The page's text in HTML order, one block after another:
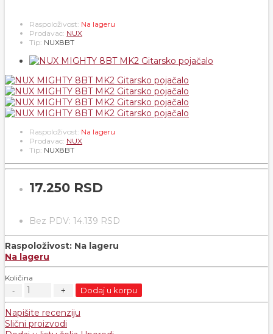
Raspoloživost: Na lageru
Prodavac: NUX
Tip: NUX8BT
Raspoloživost: Na lageru
Prodavac: NUX
Tip: NUX8BT
17.250 RSD
Bez PDV: 14.139 RSD
Raspoloživost: Na lageru
Na lageru
Količina
Dodaj u korpu
Napišite recenziju
Slični proizvodi